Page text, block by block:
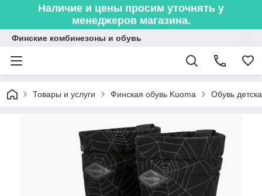
Наличие и цены просим уточнять у
менеджеров магазина.
Финские комбинезоны и обувь
Товары и услуги Финская обувь Kuoma Обувь